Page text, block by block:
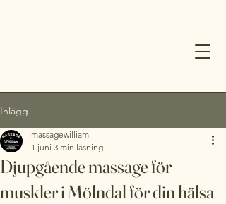
Inlägg
Djupgående massage för
muskler i Mölndal för din hälsa
massagewilliam
1 juni 3 min läsning